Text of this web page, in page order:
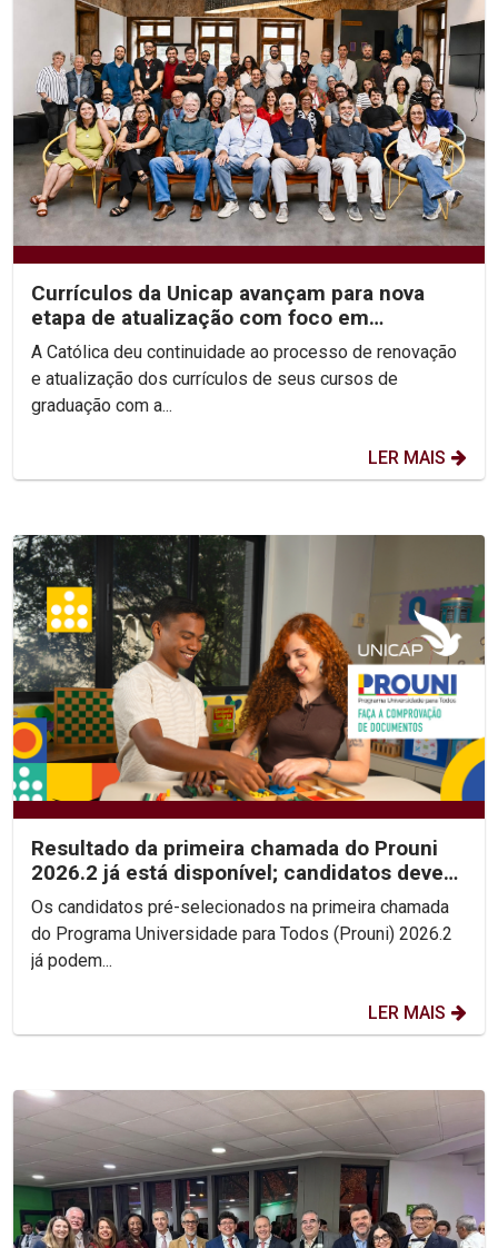
Currículos da Unicap avançam para nova
etapa de atualização com foco em
competências e habilidades
A Católica deu continuidade ao processo de renovação
e atualização dos currículos de seus cursos de
graduação com a...
LER MAIS
Resultado da primeira chamada do Prouni
2026.2 já está disponível; candidatos devem
enviar...
Os candidatos pré-selecionados na primeira chamada
do Programa Universidade para Todos (Prouni) 2026.2
já podem...
LER MAIS